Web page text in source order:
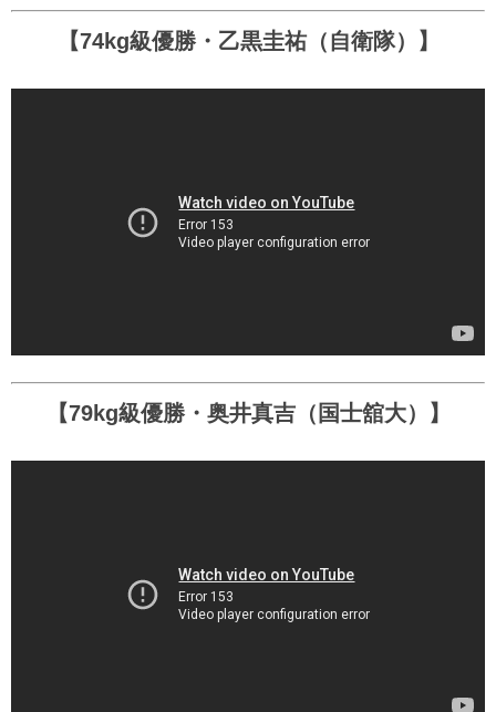
【74kg級優勝・乙黒圭祐（自衛隊）】
【79kg級優勝・奥井真吉（国士舘大）】